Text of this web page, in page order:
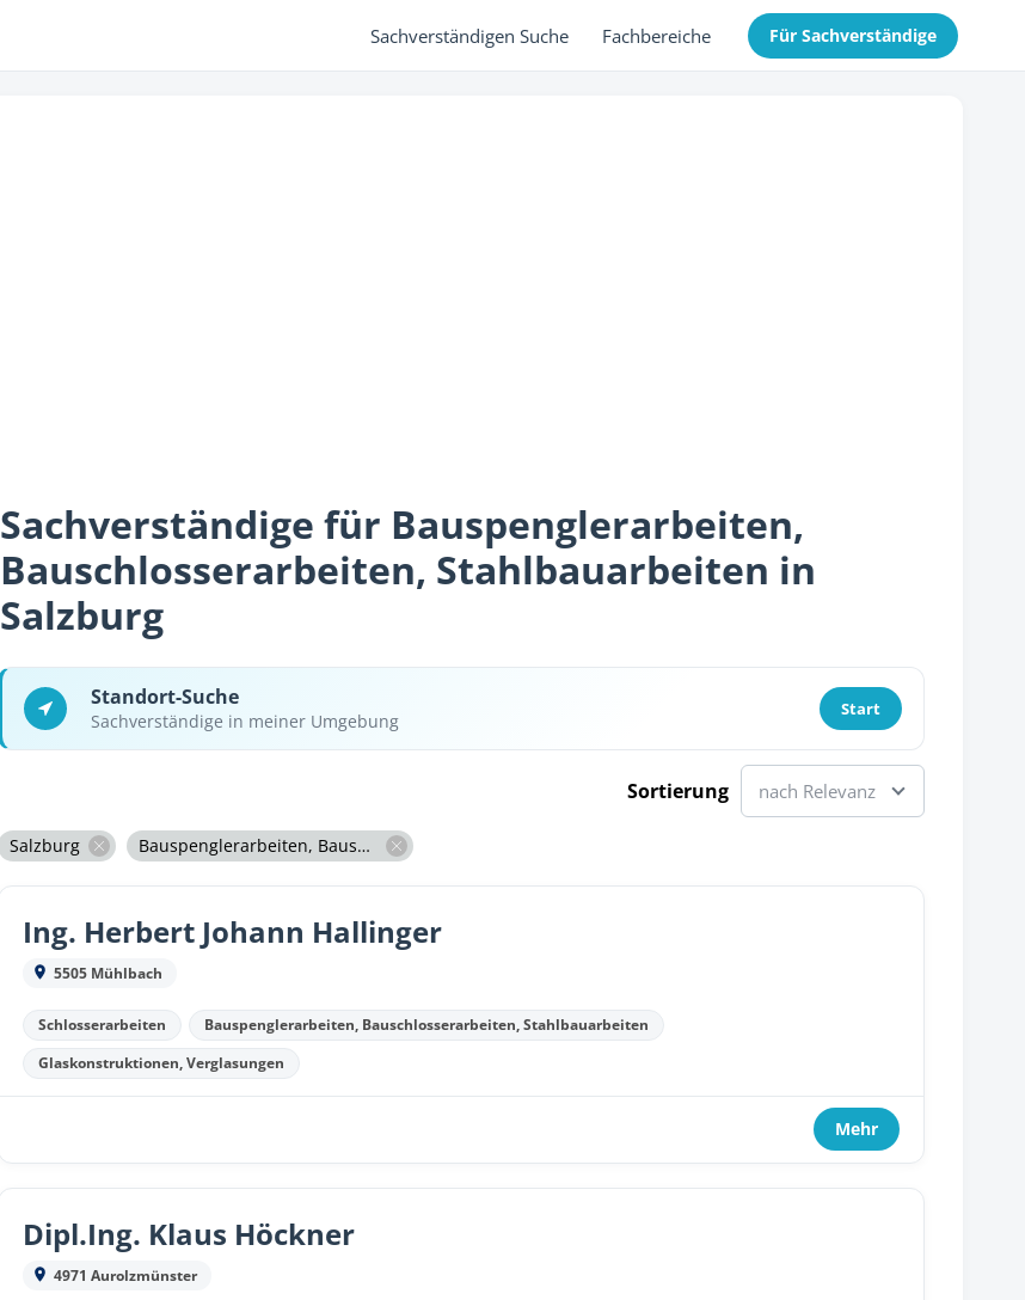
Sachverständigen Suche Fachbereiche Für Sachverständige
Sachverständige für Bauspenglerarbeiten,
Bauschlosserarbeiten, Stahlbauarbeiten in
Salzburg
Standort-Suche
Sachverständige in meiner Umgebung
Start
Sortierung nach Relevanz
Salzburg Bauspenglerarbeiten, Bauschlosserarbeiten, Stahlbauarbeiten
Ing. Herbert Johann Hallinger
5505 Mühlbach
Schlosserarbeiten
Bauspenglerarbeiten, Bauschlosserarbeiten, Stahlbauarbeiten
Glaskonstruktionen, Verglasungen
Mehr
Dipl.Ing. Klaus Höckner
4971 Aurolzmünster